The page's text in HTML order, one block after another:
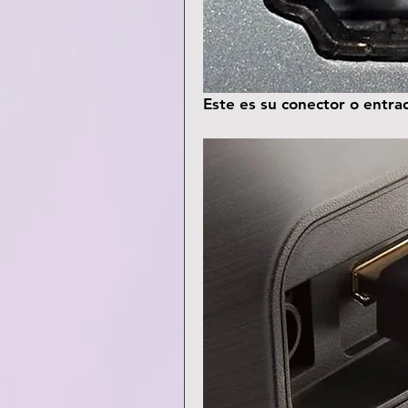
Este es su conector o